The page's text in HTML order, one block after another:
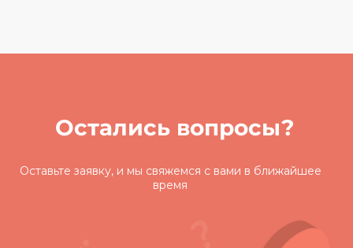
Остались вопросы?
Оставьте заявку, и мы свяжемся с вами в ближайшее
время